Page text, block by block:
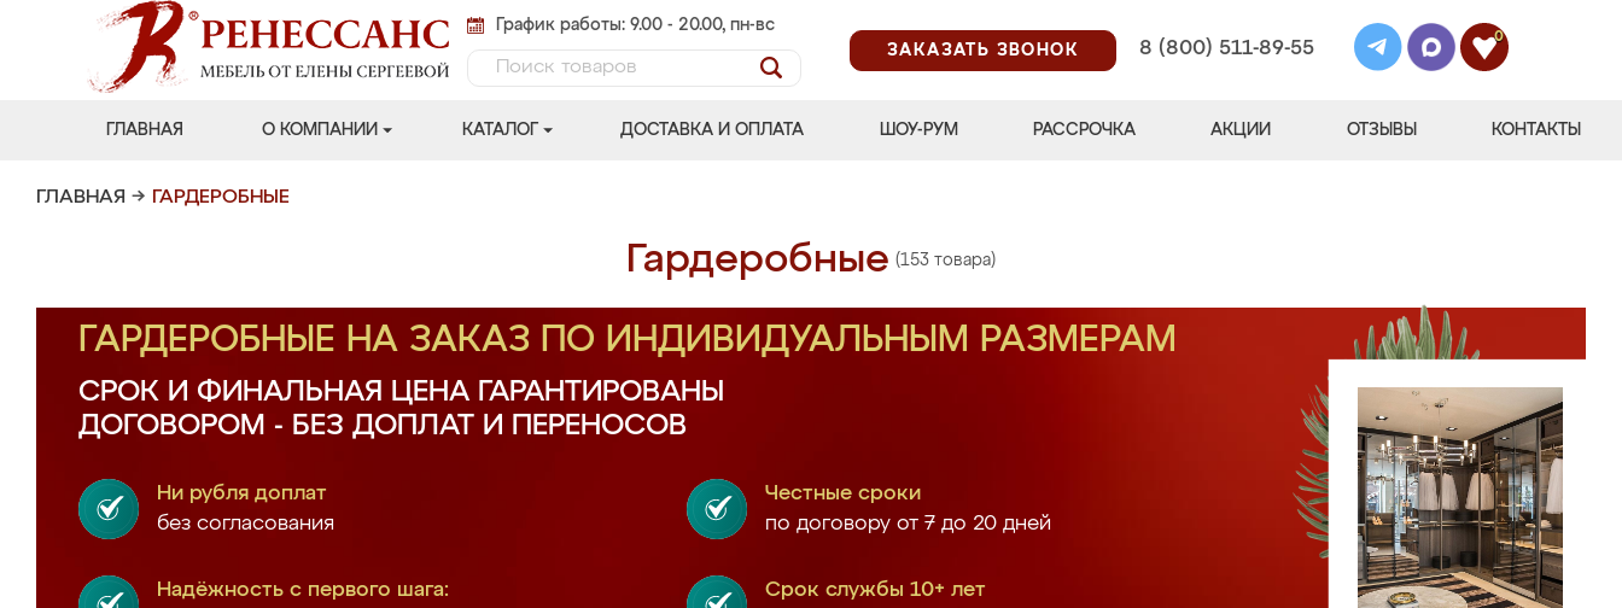
График работы: 9.00 - 20.00, пн-вс
ЗАКАЗАТЬ ЗВОНОК
8 (800) 511-89-55
0
ГЛАВНАЯ О КОМПАНИИ КАТАЛОГ ДОСТАВКА И ОПЛАТА ШОУ-РУМ РАССРОЧКА АКЦИИ ОТЗЫВЫ КОНТАКТЫ
ГЛАВНАЯ → ГАРДЕРОБНЫЕ
Гардеробные (153 товара)
ГАРДЕРОБНЫЕ НА ЗАКАЗ ПО ИНДИВИДУАЛЬНЫМ РАЗМЕРАМ
СРОК И ФИНАЛЬНАЯ ЦЕНА ГАРАНТИРОВАНЫ
ДОГОВОРОМ - БЕЗ ДОПЛАТ И ПЕРЕНОСОВ
Ни рубля доплат
без согласования
Честные сроки
по договору от 7 до 20 дней
Надёжность с первого шага:
Срок службы 10+ лет